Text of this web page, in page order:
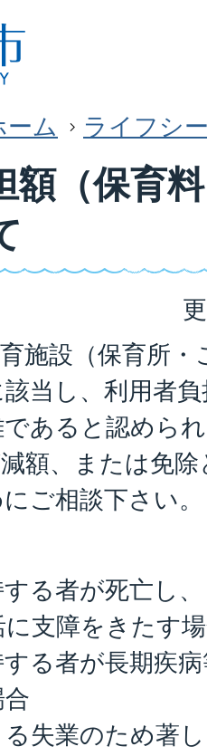
ーム ライフシ
額（保育
施設（保育所・
当し、利用者
あると認めら
額、または免
ご相談下さい。
る者が死亡し
に支障をきたす
る者が長期疾
失業のため著